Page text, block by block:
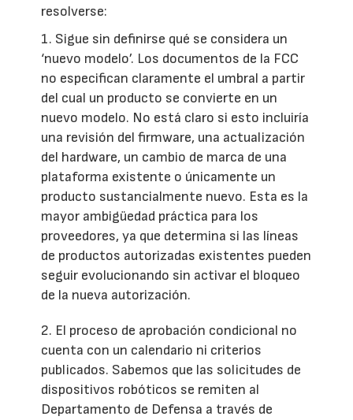
resolverse:
1. Sigue sin definirse qué se considera un
‘nuevo modelo’. Los documentos de la FCC
no especifican claramente el umbral a partir
del cual un producto se convierte en un
nuevo modelo. No está claro si esto incluiría
una revisión del firmware, una actualización
del hardware, un cambio de marca de una
plataforma existente o únicamente un
producto sustancialmente nuevo. Esta es la
mayor ambigüedad práctica para los
proveedores, ya que determina si las líneas
de productos autorizadas existentes pueden
seguir evolucionando sin activar el bloqueo
de la nueva autorización.
2. El proceso de aprobación condicional no
cuenta con un calendario ni criterios
publicados. Sabemos que las solicitudes de
dispositivos robóticos se remiten al
Departamento de Defensa a través de